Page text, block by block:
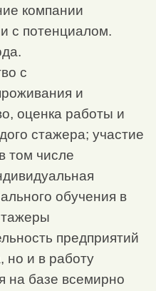
компании
с потенциалом.
с
и
оценка работы и
стажера; участие
том числе
обучения в
предприятий
но и в работу
на базе всемирно